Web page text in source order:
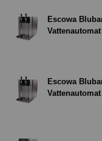
Escowa
Vattenautomat
Escowa
Vattenautomat